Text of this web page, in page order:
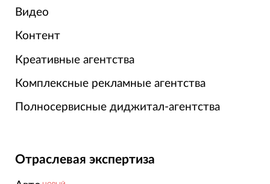
Видео
Контент
Креативные агентства
Комплексные рекламные агентства
Полносервисные диджитал-агентства
Отраслевая экспертиза